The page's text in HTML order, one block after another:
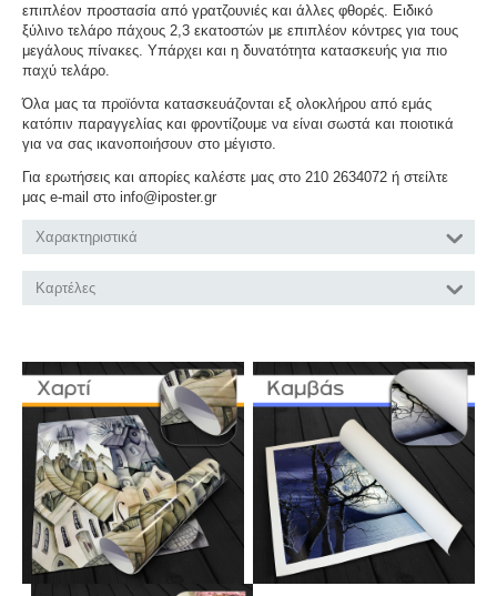
επιπλέον προστασία από γρατζουνιές και άλλες φθορές. Ειδικό
ξύλινο τελάρο πάχους 2,3 εκατοστών με επιπλέον κόντρες για τους
μεγάλους πίνακες. Υπάρχει και η δυνατότητα κατασκευής για πιο
παχύ τελάρο.
Όλα μας τα προϊόντα κατασκευάζονται εξ ολοκλήρου από εμάς
κατόπιν παραγγελίας και φροντίζουμε να είναι σωστά και ποιοτικά
για να σας ικανοποιήσουν στο μέγιστο.
Για ερωτήσεις και απορίες καλέστε μας στο 210 2634072 ή στείλτε
μας e-mail στο info@iposter.gr
Χαρακτηριστικά
Καρτέλες